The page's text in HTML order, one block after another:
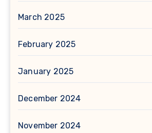
March 2025
February 2025
January 2025
December 2024
November 2024